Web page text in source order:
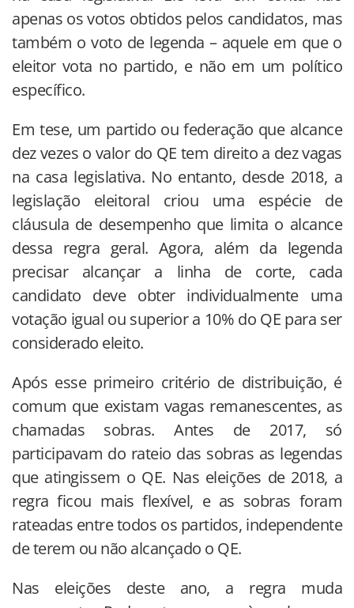
apenas os votos obtidos pelos candidatos, mas
também o voto de legenda – aquele em que o
eleitor vota no partido, e não em um político
específico.
Em tese, um partido ou federação que alcance
dez vezes o valor do QE tem direito a dez vagas
na casa legislativa. No entanto, desde 2018, a
legislação eleitoral criou uma espécie de
cláusula de desempenho que limita o alcance
dessa regra geral. Agora, além da legenda
precisar alcançar a linha de corte, cada
candidato deve obter individualmente uma
votação igual ou superior a 10% do QE para ser
considerado eleito.
Após esse primeiro critério de distribuição, é
comum que existam vagas remanescentes, as
chamadas sobras. Antes de 2017, só
participavam do rateio das sobras as legendas
que atingissem o QE. Nas eleições de 2018, a
regra ficou mais flexível, e as sobras foram
rateadas entre todos os partidos, independente
de terem ou não alcançado o QE.
Nas eleições deste ano, a regra muda